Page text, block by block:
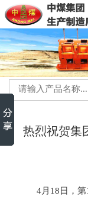
热烈祝贺集
4月18 日，第